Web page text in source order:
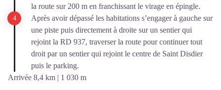
la route sur 200 m en franchissant le virage en épingle.
Après avoir dépassé les habitations s’engager à gauche sur
une piste puis directement à droite sur un sentier qui
rejoint la RD 937, traverser la route pour continuer tout
droit par un sentier qui rejoint le centre de Saint Disdier
puis le parking.
Arrivée 8,4 km | 1 030 m